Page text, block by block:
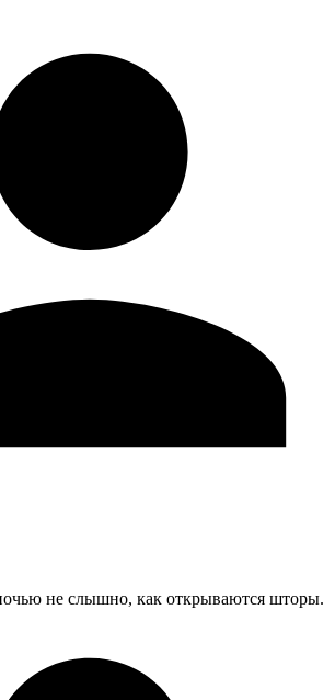
не слышно, как открываются шторы.